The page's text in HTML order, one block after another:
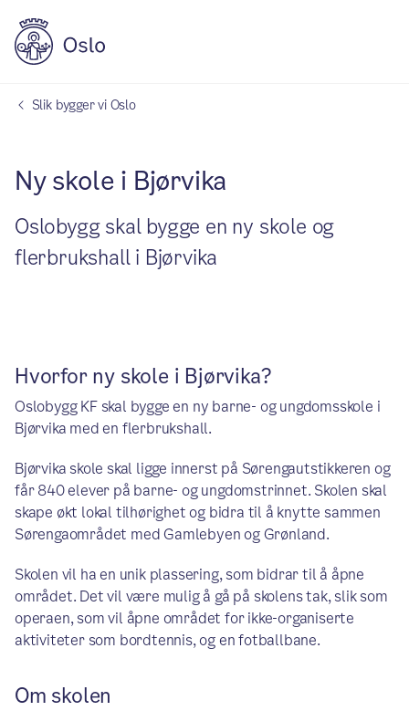
Slik bygger vi Oslo
Ny skole i Bjørvika
Oslobygg skal bygge en ny skole og
flerbrukshall i Bjørvika
Hvorfor ny skole i Bjørvika?
Oslobygg KF skal bygge en ny barne- og ungdomsskole i
Bjørvika med en flerbrukshall.
Bjørvika skole skal ligge innerst på Sørengautstikkeren og
får 840 elever på barne- og ungdomstrinnet. Skolen skal
skape økt lokal tilhørighet og bidra til å knytte sammen
Sørengaområdet med Gamlebyen og Grønland.
Skolen vil ha en unik plassering, som bidrar til å åpne
området. Det vil være mulig å gå på skolens tak, slik som
operaen, som vil åpne området for ikke-organiserte
aktiviteter som bordtennis, og en fotballbane.
Om skolen